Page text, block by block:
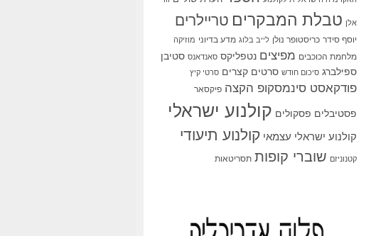
אלן טבלת המבקרים טריילרים
יוסף סידר כריסטופר נולן לייב בלוג מדע בדיוני מוזיקה
מלחמת הכוכבים מפיצים נטפליקס סאנדאנס סטיבן
ספילברג סיכום חודש סרטים קצרים סרטי קיץ
פודקאסט סינמסקופ הקצה פיקסאר
פסטיבלים פסקולים קולנוע ישראלי
קולנוע ישראלי עצמאי קולנוע תיעודי
קטנוניזם שוברי קופות תסריטאות